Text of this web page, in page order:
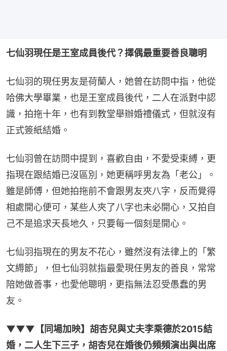
七仙羽現任是王室成員後代？擇偶最重要善良聰明
七仙羽的現任男友是荷蘭人，她曾在訪問中指，他從
哈佛大學畢業，也是王室成員後代，二人在派對中認
識，拍拖十年，也有到教堂舉辦婚禮儀式，但就沒有
正式簽紙結婚。
七仙羽曾在訪問中提到，喜歡自由，不愛受束縛，更
指現在跟結婚已沒區別，她更稱呼男友為「老公」。
雖是師傅，但她拍拖前不會跟男友夾八字，反而覺得
相處開心便可，某些人夾了八字也未必開心，又拍自
己不是追求天長地久，只要每一個刻是開心。
七仙羽指現在的男友不花心，雖然沒有法律上的「繁
文縟節」，但七仙羽就指最愛現任男友的善良，常常
陪她做善事，也愛他聰明，更指無法忍受愚蠢的男
友。
▼▼▼【同場加映】胡杏兒與丈夫李乘德於2015結
婚，二人生下三子，胡杏兒在婚後仍頻頻演出與出席